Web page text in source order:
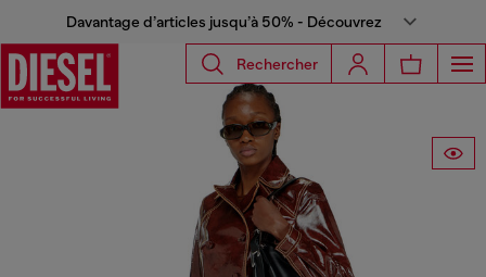
Davantage d’articles jusqu’à 50% - Découvrez
Rechercher